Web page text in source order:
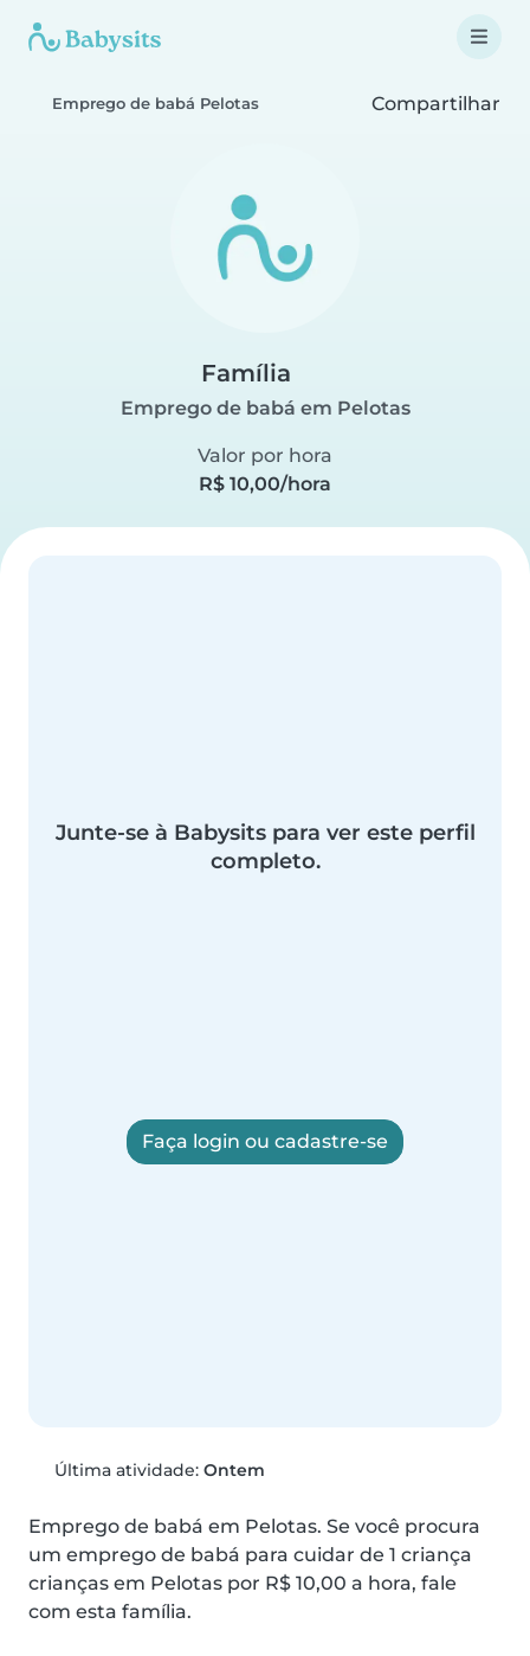
Emprego de babá Pelotas Compartilhar
Família
Emprego de babá em Pelotas
Valor por hora
R$ 10,00/hora
Junte-se à Babysits para ver este perfil
completo.
Faça login ou cadastre-se
Última atividade: Ontem
Emprego de babá em Pelotas. Se você procura
um emprego de babá para cuidar de 1 criança
crianças em Pelotas por R$ 10,00 a hora, fale
com esta família.